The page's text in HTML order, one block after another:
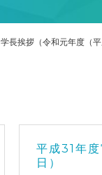
学長挨拶（令和元年度（平
平成31年
日）